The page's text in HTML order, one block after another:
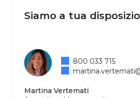
Siamo a tua
Martina Vertemati
800 033 715